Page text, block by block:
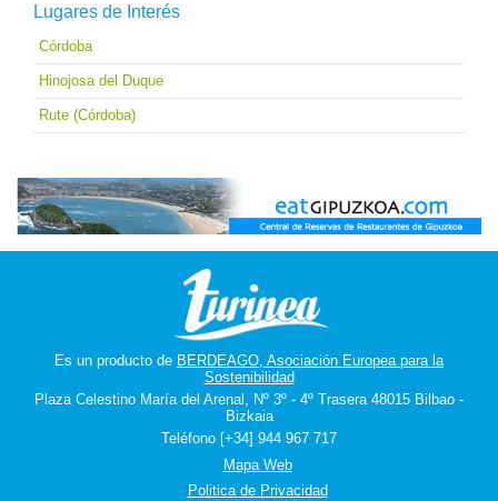
Lugares de Interés
Córdoba
Hinojosa del Duque
Rute (Córdoba)
Es un producto de BERDEAGO, Asociación Europea para la
Sostenibilidad
Plaza Celestino María del Arenal, Nº 3º - 4º Trasera 48015 Bilbao -
Bizkaia
Teléfono [+34] 944 967 717
Mapa Web
Politica de Privacidad